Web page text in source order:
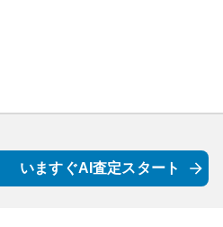
いますぐAI査定スタート